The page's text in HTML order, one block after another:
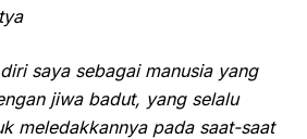
saya sebagai manusia yang
jiwa badut, yang selalu
meledakkannya pada saat-saat